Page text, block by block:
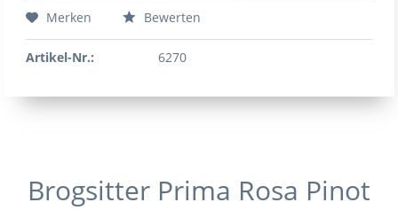
Merken Bewerten
Artikel-Nr.: 6270
Brogsitter Prima Rosa Pinot